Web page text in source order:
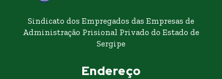
Sindicato dos Empregados das Empresas de
Administração Prisional Privado do Estado de
Sergipe
Endereço